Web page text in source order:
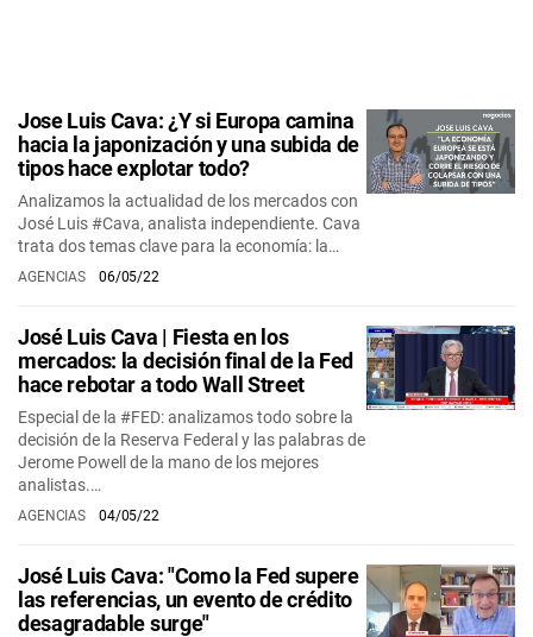
Jose Luis Cava: ¿Y si Europa camina
hacia la japonización y una subida de
tipos hace explotar todo?
Analizamos la actualidad de los mercados con
José Luis #Cava, analista independiente. Cava
trata dos temas clave para la economía: la…
AGENCIAS 06/05/22
José Luis Cava | Fiesta en los
mercados: la decisión final de la Fed
hace rebotar a todo Wall Street
Especial de la #FED: analizamos todo sobre la
decisión de la Reserva Federal y las palabras de
Jerome Powell de la mano de los mejores
analistas.…
AGENCIAS 04/05/22
José Luis Cava: "Como la Fed supere
las referencias, un evento de crédito
desagradable surge"